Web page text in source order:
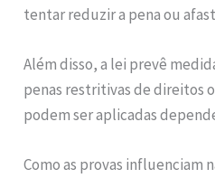
tentar reduzir a pena ou
Além disso, a lei prevê
penas restritivas de direitos
podem ser aplicadas
Como as provas influenciam